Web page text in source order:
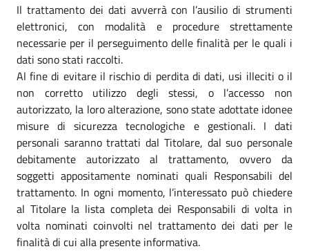
Il trattamento dei dati avverrà con l’ausilio di strumenti
elettronici, con modalità e procedure strettamente
necessarie per il perseguimento delle finalità per le quali i
dati sono stati raccolti.
Al fine di evitare il rischio di perdita di dati, usi illeciti o il
non corretto utilizzo degli stessi, o l’accesso non
autorizzato, la loro alterazione, sono state adottate idonee
misure di sicurezza tecnologiche e gestionali. I dati
personali saranno trattati dal Titolare, dal suo personale
debitamente autorizzato al trattamento, ovvero da
soggetti appositamente nominati quali Responsabili del
trattamento. In ogni momento, l’interessato può chiedere
al Titolare la lista completa dei Responsabili di volta in
volta nominati coinvolti nel trattamento dei dati per le
finalità di cui alla presente informativa.